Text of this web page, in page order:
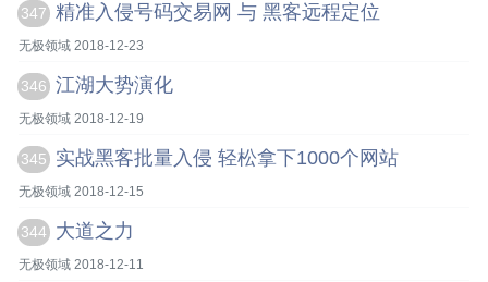
347 精准入侵号码交易网 与 黑客远程定位
无极领域 2018-12-23
346 江湖大势演化
无极领域 2018-12-19
345 实战黑客批量入侵 轻松拿下1000个网站
无极领域 2018-12-15
344 大道之力
无极领域 2018-12-11